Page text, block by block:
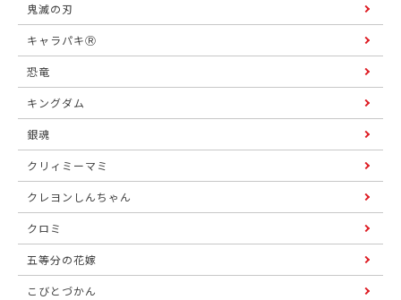
鬼滅の刃
キャラパキⓇ
恐竜
キングダム
銀魂
クリィミーマミ
クレヨンしんちゃん
クロミ
五等分の花嫁
こびとづかん